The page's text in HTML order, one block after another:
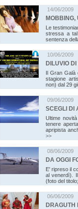
14/06/2009
Le
stressa a
sentenza
10/06/2009
DILUVIO
Il Gran Galà
stagione
non) dal 29
09/06/2009
SCEGLI DI
Ultime
tenere
apripista
>>
08/06/2009
DA OGGI
E' ripreso il
al venerdì).
(foto del
06/06/2009
DRAGUTH